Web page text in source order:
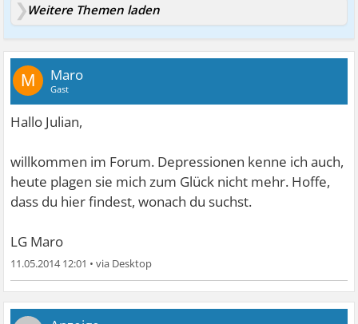
Weitere Themen laden
M Maro
Gast
Hallo Julian,
willkommen im Forum. Depressionen kenne ich auch,
heute plagen sie mich zum Glück nicht mehr. Hoffe,
dass du hier findest, wonach du suchst.
LG Maro
11.05.2014 12:01 •